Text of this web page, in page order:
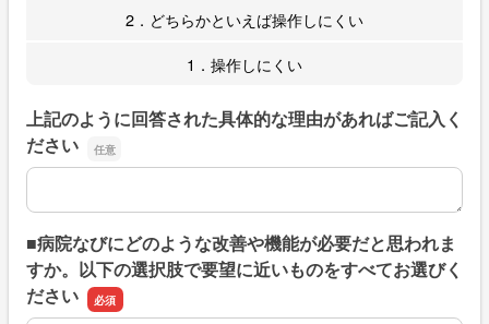
2．どちらかといえば操作しにくい
1．操作しにくい
上記のように回答された具体的な理由があればご記入く
ださい
上記のように回答された具体的な理由があればご記入くだ
■病院なびにどのような改善や機能が必要だと思われま
すか。以下の選択肢で要望に近いものをすべてお選びく
ださい